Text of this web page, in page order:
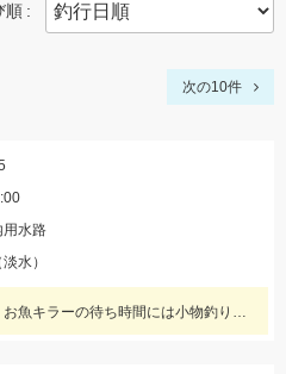
順
次の10件
用水路
水）
餌は集魚ペレットを使用！お魚キラーの待ち時間には小物釣りをして楽しみましょう！